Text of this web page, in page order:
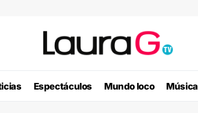
Espectáculos Mundo loco Música